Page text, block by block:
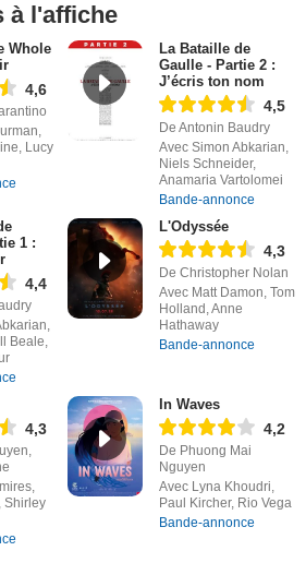
à l'affiche
Whole
4,6
Lucy
La Bataille de
Gaulle - Partie 2 :
J’écris ton nom
4,5
De Antonin Baudry
Avec Simon Abkarian,
Niels Schneider,
Anamaria Vartolomei
Bande-annonce
1 :
4,4
Beale,
L'Odyssée
4,3
De Christopher Nolan
Avec Matt Damon, Tom
Holland, Anne
Hathaway
Bande-annonce
4,3
Shirley
In Waves
4,2
De Phuong Mai
Nguyen
Avec Lyna Khoudri,
Paul Kircher, Rio Vega
Bande-annonce